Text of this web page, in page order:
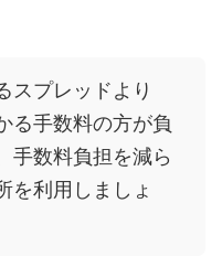
スプレッドより
る手数料の方が負
手数料負担を減ら
を利用しましょ